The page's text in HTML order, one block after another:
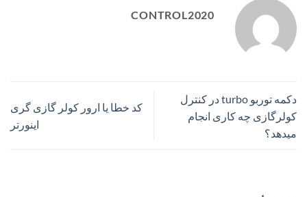
CONTROL2020
دکمه توربو turbo در کنترل
کولرگازی چه کاری انجام
میدهد؟
کد خطا یا ارور کولر گازی گری
اینورتر